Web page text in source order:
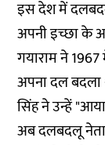
इस देश में
अपनी इच्छा के
गयाराम ने
अपना दल बदला
सिंह ने उन्हें
अब दलबदलू